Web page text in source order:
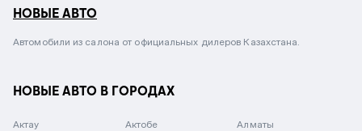
НОВЫЕ АВТО
Автомобили из салона от официальных дилеров Казахстана.
НОВЫЕ АВТО В ГОРОДАХ
Актау Актобе Алматы